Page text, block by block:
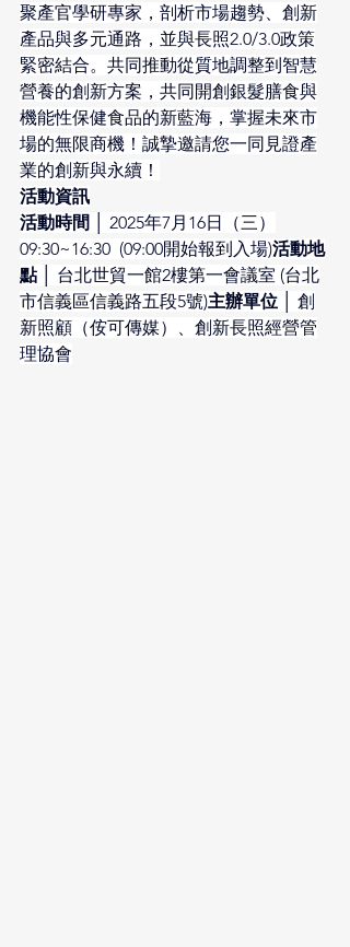
聚產官學研專家，剖析市場趨勢、創新
產品與多元通路，並與長照2.0/3.0政策
緊密結合。共同推動從質地調整到智慧
營養的創新方案，共同開創銀髮膳食與
機能性保健食品的新藍海，掌握未來市
場的無限商機！誠摯邀請您一同見證產
業的創新與永續！
活動資訊
活動時間
│ 2025年7月16日（三）
09:30~16:30  (09:00開始報到入場)活動地
點 │ 台北世貿一館2樓第一會議室 (台北
市信義區信義路五段5號)主辦單位 │ 創
新照顧（侒可傳媒）、創新長照經營管
理協會